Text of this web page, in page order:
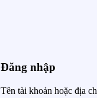
Đăng nhập
Tên tài khoản hoặc địa